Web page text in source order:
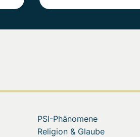
PSI-Phänomene
Religion & Glaube